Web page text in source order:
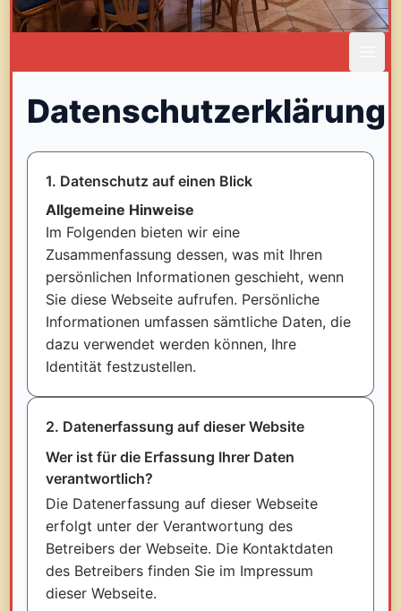
Datenschutzerklärung
1. Datenschutz auf einen Blick
Allgemeine Hinweise
Im Folgenden bieten wir eine
Zusammenfassung dessen, was mit Ihren
persönlichen Informationen geschieht, wenn
Sie diese Webseite aufrufen. Persönliche
Informationen umfassen sämtliche Daten, die
dazu verwendet werden können, Ihre
Identität festzustellen.
2. Datenerfassung auf dieser Website
Wer ist für die Erfassung Ihrer Daten
verantwortlich?
Die Datenerfassung auf dieser Webseite
erfolgt unter der Verantwortung des
Betreibers der Webseite. Die Kontaktdaten
des Betreibers finden Sie im Impressum
dieser Webseite.